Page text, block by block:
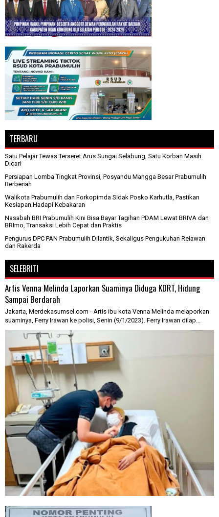
TERBARU
Satu Pelajar Tewas Terseret Arus Sungai Selabung, Satu Korban Masih
Dicari
Persiapan Lomba Tingkat Provinsi, Posyandu Mangga Besar Prabumulih
Berbenah
Walikota Prabumulih dan Forkopimda Sidak Posko Karhutla, Pastikan
Kesiapan Hadapi Kebakaran
Nasabah BRI Prabumulih Kini Bisa Bayar Tagihan PDAM Lewat BRIVA dan
BRImo, Transaksi Lebih Cepat dan Praktis
Pengurus DPC PAN Prabumulih Dilantik, Sekaligus Pengukuhan Relawan
dan Rakerda
SELEBRITI
Artis Venna Melinda Laporkan Suaminya Diduga KDRT, Hidung
Sampai Berdarah
Jakarta, Merdekasumsel.com - Artis ibu kota Venna Melinda melaporkan
suaminya, Ferry Irawan ke polisi, Senin (9/1/2023). Ferry Irawan dilap...